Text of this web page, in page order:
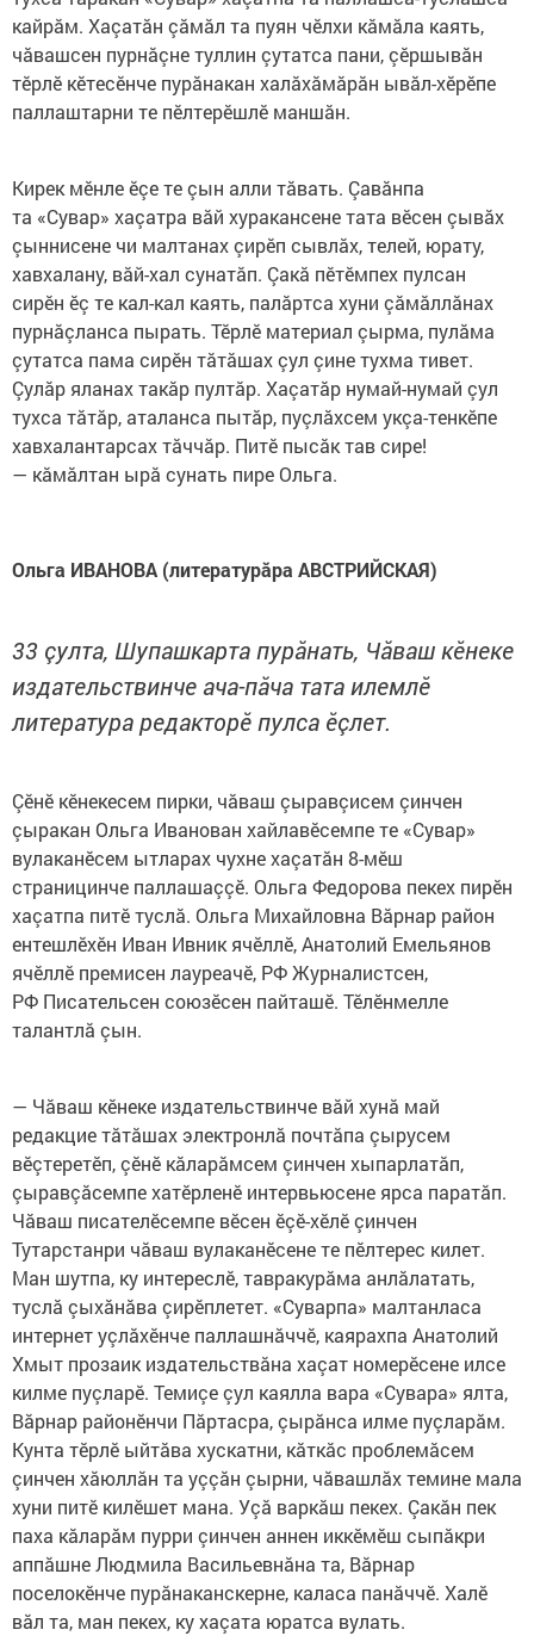
кайрăм. Хаçатăн çăмăл та пуян чӗлхи кăмăла каять,
чăвашсен пурнăçне туллин çутатса пани, çӗршывăн
тӗрлӗ кӗтесӗнче пурăнакан халăхăмăрăн ывăл-хӗрӗпе
паллаштарни те пӗлтерӗшлӗ маншăн.
Кирек мӗнле ӗçе те çын алли тăвать. Çавăнпа
та «Сувар» хаçатра вăй хуракансене тата вӗсен çывăх
çыннисене чи малтанах çирӗп сывлăх, телей, юрату,
хавхалану, вăй-хал сунатăп. Çакă пӗтӗмпех пулсан
сирӗн ӗç те кал-кал каять, палăртса хуни çăмăллăнах
пурнăçланса пырать. Тӗрлӗ материал çырма, пулăма
çутатса пама сирӗн тăтăшах çул çине тухма тивет.
Çулăр яланах такăр пултăр. Хаçатăр нумай-нумай çул
тухса тăтăр, аталанса пытăр, пуçлăхсем укçа-тенкӗпе
хавхалантарсах тăччăр. Питӗ пысăк тав сире!
— кăмăлтан ырă сунать пире Ольга.
Ольга ИВАНОВА (литературăра АВСТРИЙСКАЯ)
33 çулта, Шупашкарта пурăнать, Чăваш кӗнеке
издательствинче ача-пăча тата илемлӗ
литература редакторӗ пулса ӗçлет.
Çӗнӗ кӗнекесем пирки, чăваш çыравçисем çинчен
çыракан Ольга Иванован хайлавӗсемпе те «Сувар»
вулаканӗсем ытларах чухне хаçатăн 8-мӗш
страницинче паллашаççӗ. Ольга Федорова пекех пирӗн
хаçатпа питӗ туслă. Ольга Михайловна Вăрнар район
ентешлӗхӗн Иван Ивник ячӗллӗ, Анатолий Емельянов
ячӗллӗ премисен лауреачӗ, РФ Журналистсен,
РФ Писательсен союзӗсен пайташӗ. Тӗлӗнмелле
талантлă çын.
— Чăваш кӗнеке издательствинче вăй хунă май
редакцие тăтăшах электронлă почтăпа çырусем
вӗçтеретӗп, çӗнӗ кăларăмсем çинчен хыпарлатăп,
çыравçăсемпе хатӗрленӗ интервьюсене ярса паратăп.
Чăваш писателӗсемпе вӗсен ӗçӗ-хӗлӗ çинчен
Тутарстанри чăваш вулаканӗсене те пӗлтерес килет.
Ман шутпа, ку интереслӗ, тавракурăма анлăлатать,
туслă çыхăнăва çирӗплетет. «Суварпа» малтанласа
интернет уçлăхӗнче паллашнăччӗ, каярахпа Анатолий
Хмыт прозаик издательствăна хаçат номерӗсене илсе
килме пуçларӗ. Темиçе çул каялла вара «Сувара» ялта,
Вăрнар районӗнчи Пăртасра, çырăнса илме пуçларăм.
Кунта тӗрлӗ ыйтăва хускатни, кăткăс проблемăсем
çинчен хăюллăн та уççăн çырни, чăвашлăх темине мала
хуни питӗ килӗшет мана. Уçă варкăш пекех. Çакăн пек
паха кăларăм пурри çинчен аннен иккӗмӗш сыпăкри
аппăшне Людмила Васильевнăна та, Вăрнар
поселокӗнче пурăнаканскерне, каласа панăччӗ. Халӗ
вăл та, ман пекех, ку хаçата юратса вулать.